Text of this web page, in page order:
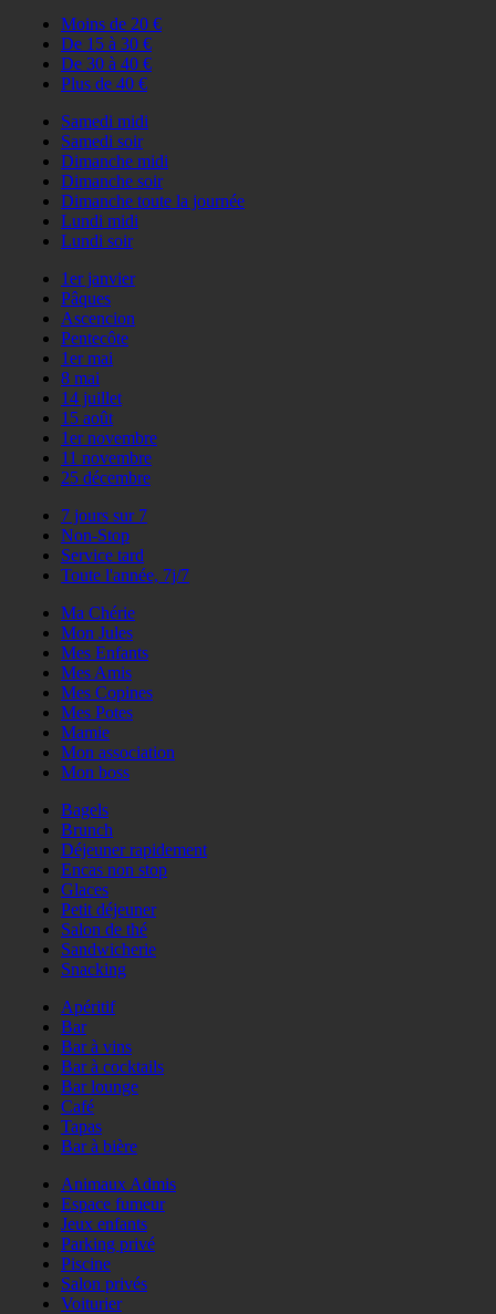
Moins de 20 €
De 15 à 30 €
De 30 à 40 €
Plus de 40 €
Samedi midi
Samedi soir
Dimanche midi
Dimanche soir
Dimanche toute la journée
Lundi midi
Lundi soir
1er janvier
Pâques
Ascencion
Pentecôte
1er mai
8 mai
14 juillet
15 août
1er novembre
11 novembre
25 décembre
7 jours sur 7
Non-Stop
Service tard
Toute l'année, 7j/7
Ma Chérie
Mon Jules
Mes Enfants
Mes Amis
Mes Copines
Mes Potes
Mamie
Mon association
Mon boss
Bagels
Brunch
Déjeuner rapidement
Encas non stop
Glaces
Petit déjeuner
Salon de thé
Sandwicherie
Snacking
Apéritif
Bar
Bar à vins
Bar à cocktails
Bar lounge
Café
Tapas
Bar à bière
Animaux Admis
Espace fumeur
Jeux enfants
Parking privé
Piscine
Salon privés
Voiturier